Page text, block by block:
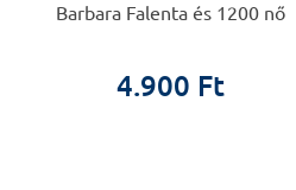
Barbara Falenta és 1200 nő
4.900 Ft